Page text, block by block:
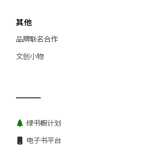
其他
品牌联名合作
文创小物
绿书橱计划
电子书平台